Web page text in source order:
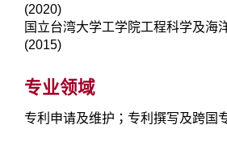
(2020)
国立台湾大学工学院工程科学及海
(2015)
专业领域
专利申请及维护；专利撰写及跨国